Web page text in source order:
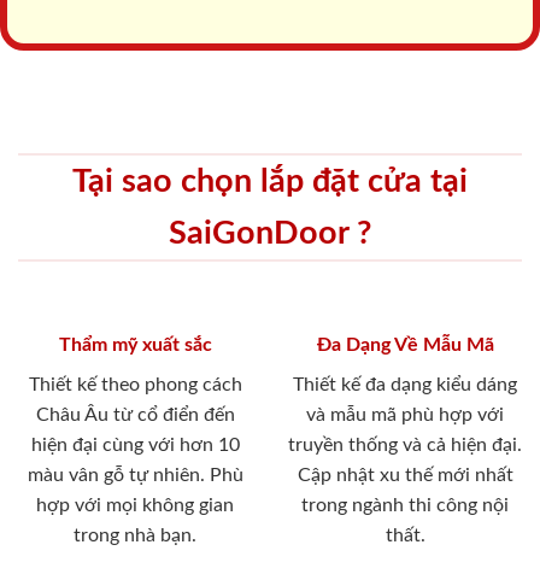
Tại sao chọn lắp đặt cửa tại
SaiGonDoor ?
Thẩm mỹ xuất sắc
Thiết kế theo phong cách
Châu Âu từ cổ điển đến
hiện đại cùng với hơn 10
màu vân gỗ tự nhiên. Phù
hợp với mọi không gian
trong nhà bạn.
Đa Dạng Về Mẫu Mã
Thiết kế đa dạng kiểu dáng
và mẫu mã phù hợp với
truyền thống và cả hiện đại.
Cập nhật xu thế mới nhất
trong ngành thi công nội
thất.